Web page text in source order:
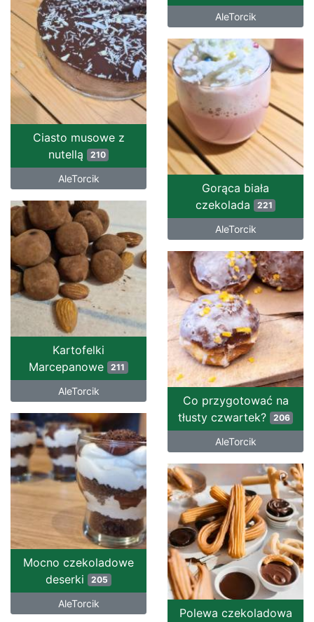
AleTorcik
Ciasto musowe z
nutellą
210
AleTorcik
Gorąca biała
czekolada
221
AleTorcik
Kartofelki
Marcepanowe 211
AleTorcik
Co przygotować na
tłusty czwartek?
206
AleTorcik
Mocno czekoladowe
deserki 205
AleTorcik
Polewa czekoladowa